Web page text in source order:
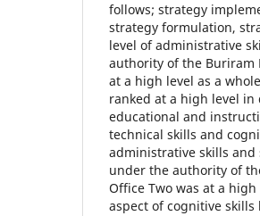
follows; strategy
strategy formulation,
level of administrative
authority of the Buriram
at a high level as a
ranked at a high level in
educational and
technical skills and
administrative skills
under the authority of
Office Two was at a
aspect of cognitive